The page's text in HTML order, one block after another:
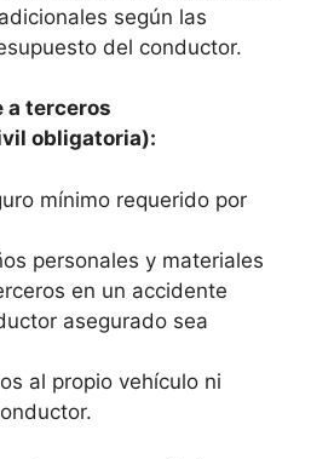
según las
del conductor.
a terceros
obligatoria):
mínimo requerido por
personales y materiales
en un accidente
asegurado sea
al propio vehículo ni